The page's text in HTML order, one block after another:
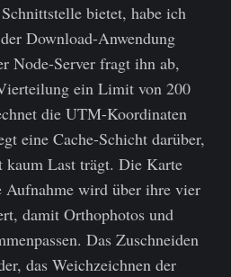
bietet, habe ich
Download-Anwendung
Node-Server fragt ihn ab,
ein Limit von 200
die UTM-Koordinaten
eine Cache-Schicht darüber,
kaum Last trägt. Die Karte
Aufnahme wird über ihre vier
damit Orthophotos und
Das Zuschneiden
das Weichzeichnen der